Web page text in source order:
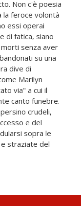
Non c'è poesia
la feroce volontà
essi operai
di fatica, siano
senza aver
su una
dive di
Marilyn
via" a cui il
canto funebre.
crudeli,
e del
sopra le
straziate del